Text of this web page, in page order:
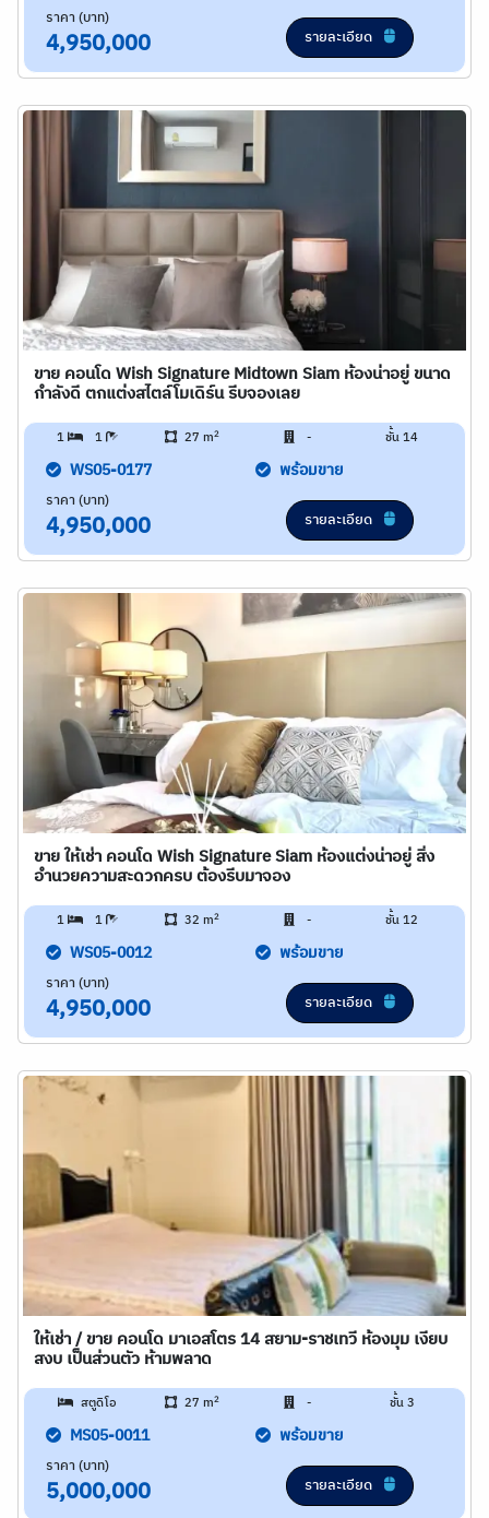
ราคา (บาท)
4,950,000 รายละเอียด
ขาย คอนโด Wish Signature Midtown Siam ห้องน่าอยู่ ขนาด
กำลังดี ตกแต่งสไตล์โมเดิร์น รีบจองเลย
1 1 27 m2 - ชั้น 14
WS05-0177 พร้อมขาย
ราคา (บาท)
4,950,000 รายละเอียด
ขาย ให้เช่า คอนโด Wish Signature Siam ห้องแต่งน่าอยู่ สิ่ง
อำนวยความสะดวกครบ ต้องรีบมาจอง
1 1 32 m2 - ชั้น 12
WS05-0012 พร้อมขาย
ราคา (บาท)
4,950,000 รายละเอียด
ให้เช่า / ขาย คอนโด มาเอสโตร 14 สยาม-ราชเทวี ห้องมุม เงียบ
สงบ เป็นส่วนตัว ห้ามพลาด
สตูดิโอ 27 m2 - ชั้น 3
MS05-0011 พร้อมขาย
ราคา (บาท)
5,000,000 รายละเอียด